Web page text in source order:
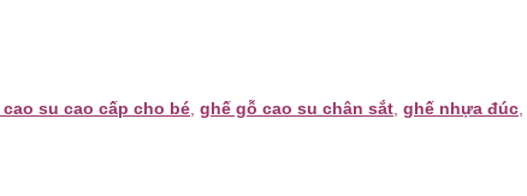
cao su cao cấp cho bé ghế gỗ cao su chân sắt ghế nhựa đúc